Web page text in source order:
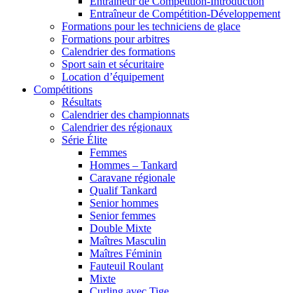
Entraîneur de Compétition-Développement
Formations pour les techniciens de glace
Formations pour arbitres
Calendrier des formations
Sport sain et sécuritaire
Location d’équipement
Compétitions
Résultats
Calendrier des championnats
Calendrier des régionaux
Série Élite
Femmes
Hommes – Tankard
Caravane régionale
Qualif Tankard
Senior hommes
Senior femmes
Double Mixte
Maîtres Masculin
Maîtres Féminin
Fauteuil Roulant
Mixte